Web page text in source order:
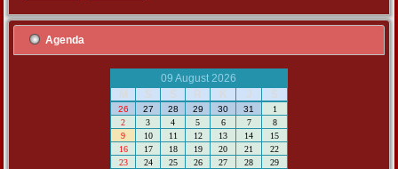
Agenda
09 August 2026
M
S S R K J S
26 27 28 29 30 31
1
2
3 4 5 6 7
8
9
10 11 12 13 14
15
16
17 18 19 20 21
22
23
24 25 26 27 28
29